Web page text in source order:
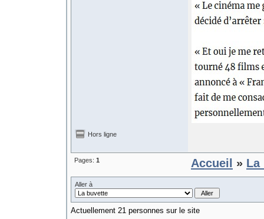
Hors ligne
Pages: 1 Accueil » La
Aller à